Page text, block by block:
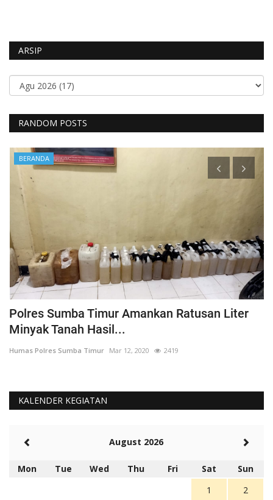
ARSIP
RANDOM POSTS
BERANDA
Polres Sumba Timur Amankan Ratusan Liter
Minyak Tanah Hasil...
Humas Polres Sumba Timur Mar 12, 2020 2419
KALENDER KEGIATAN
August 2026
Mon Tue Wed Thu Fri Sat
Sun
1
2